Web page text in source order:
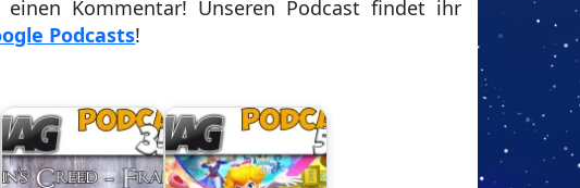
Kommentar! Unseren Podcast findet ihr
Podcasts!